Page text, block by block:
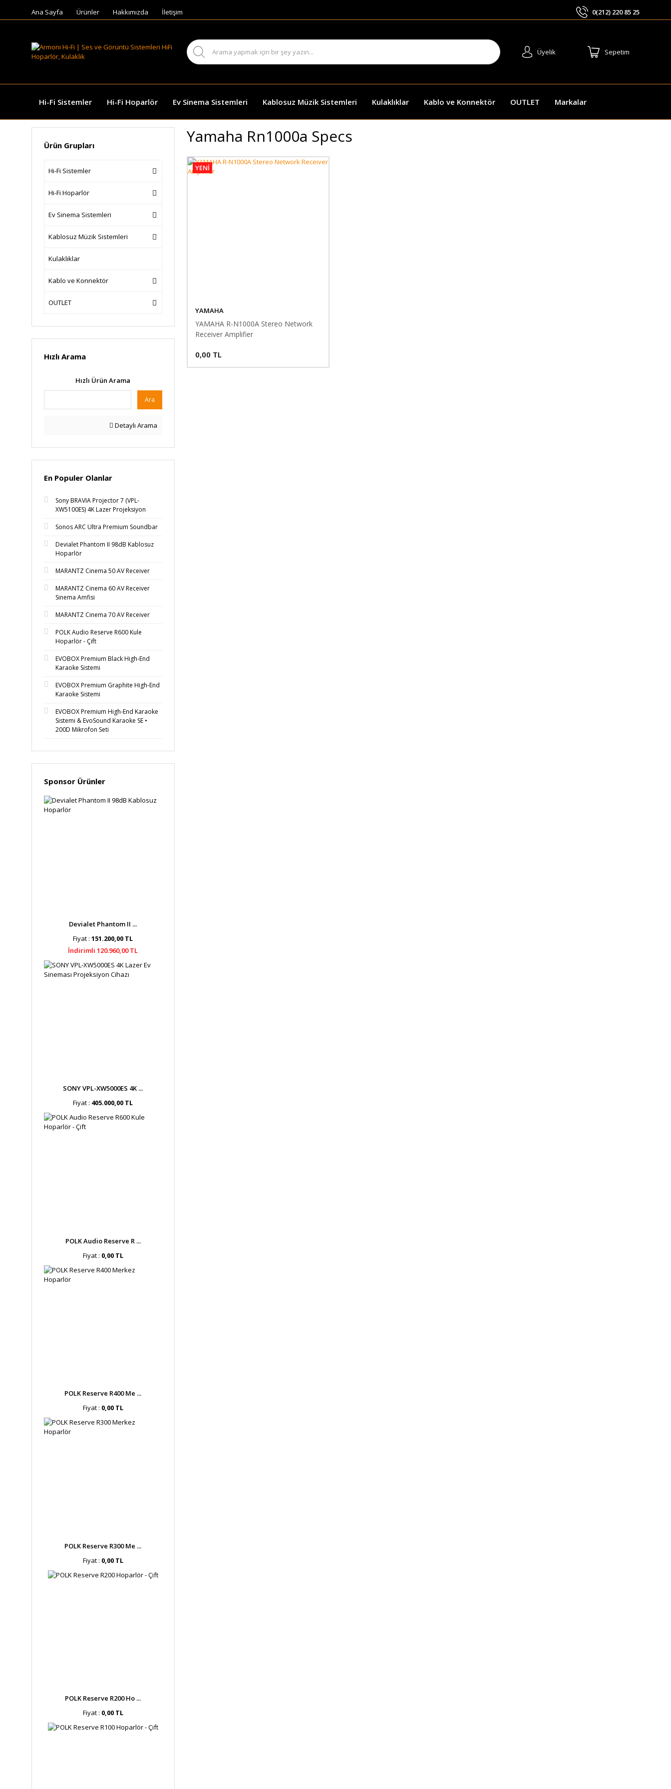
Ana Sayfa Ürünler Hakkımızda İletişim 0(212) 220 85 25
Üyelik Sepetim
Hi-Fi Sistemler Hi-Fi Hoparlör Ev Sinema Sistemleri Kablosuz Müzik Sistemleri Kulaklıklar Kablo ve Konnektör OUTLET Markalar
Ürün Grupları
Hi-Fi Sistemler
Hi-Fi Hoparlör
Ev Sinema Sistemleri
Kablosuz Müzik Sistemleri
Kulaklıklar
Kablo ve Konnektör
OUTLET
Hızlı Arama
Hızlı Ürün Arama
Ara
Detaylı Arama
En Populer Olanlar
Sony BRAVIA Projector 7 (VPL-
XW5100ES) 4K Lazer Projeksiyon
Sonos ARC Ultra Premium Soundbar
Devialet Phantom II 98dB Kablosuz
Hoparlör
MARANTZ Cinema 50 AV Receiver
MARANTZ Cinema 60 AV Receiver
Sinema Amfisi
MARANTZ Cinema 70 AV Receiver
POLK Audio Reserve R600 Kule
Hoparlör - Çift
EVOBOX Premium Black High-End
Karaoke Sistemi
EVOBOX Premium Graphite High-End
Karaoke Sistemi
EVOBOX Premium High-End Karaoke
Sistemi & EvoSound Karaoke SE •
200D Mikrofon Seti
Sponsor Ürünler
Devialet Phantom II ...
Fiyat :151.200,00 TL
İndirimli 120.960,00 TL
SONY VPL-XW5000ES 4K ...
Fiyat : 405.000,00 TL
POLK Audio Reserve R ...
Fiyat : 0,00 TL
POLK Reserve R400 Me ...
Fiyat : 0,00 TL
POLK Reserve R300 Me ...
Fiyat : 0,00 TL
POLK Reserve R200 Ho ...
Fiyat : 0,00 TL
Yamaha Rn1000a Specs
YENİ
YAMAHA
YAMAHA R-N1000A Stereo Network
Receiver Amplifier
0,00 TL